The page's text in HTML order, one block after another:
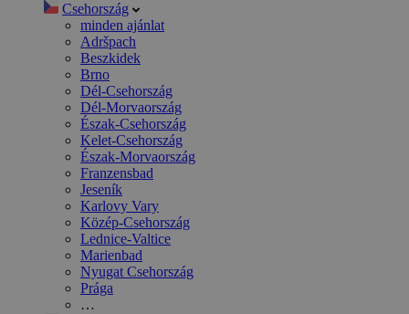
Csehország
minden ajánlat
Adršpach
Beszkidek
Brno
Dél-Csehország
Dél-Morvaország
Észak-Csehország
Kelet-Csehország
Észak-Morvaország
Franzensbad
Jeseník
Karlovy Vary
Közép-Csehország
Lednice-Valtice
Marienbad
Nyugat Csehország
Prága
…